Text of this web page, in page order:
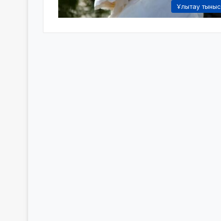
Ұлытау